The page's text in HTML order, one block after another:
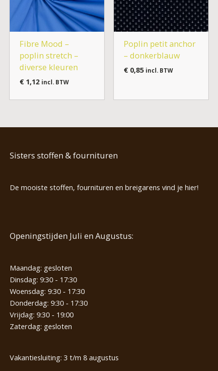
Fibre Mood –
poplin stretch –
diverse kleuren
€1,12 incl. BTW
Poplin petit anchor
– donkerblauw
€0,85 incl. BTW
Sisters stoffen & fournituren
De mooiste stoffen, fournituren en breigarens vind je hier!
Openingstijden Juli en Augustus:
Maandag: gesloten
Dinsdag: 9:30 - 17:30
Woensdag: 9:30 - 17:30
Donderdag: 9:30 - 17:30
Vrijdag: 9:30 - 19:00
Zaterdag: gesloten
Vakantiesluiting: 3 t/m 8 augustus